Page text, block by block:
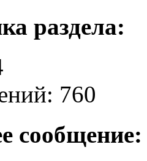
раздела:
760
сообщение: